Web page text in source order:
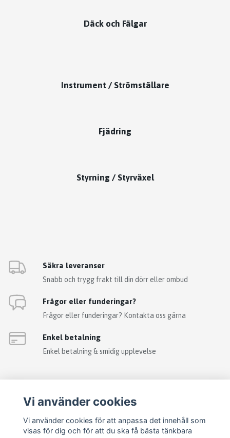
Däck och Fälgar
Instrument / Strömställare
Fjädring
Styrning / Styrväxel
Säkra leveranser
Snabb och trygg frakt till din dörr eller ombud
Frågor eller funderingar?
Frågor eller funderingar? Kontakta oss gärna
Enkel betalning
Enkel betalning & smidig upplevelse
Vi använder cookies
Vi använder cookies för att anpassa det innehåll som
visas för dig och för att du ska få bästa tänkbara